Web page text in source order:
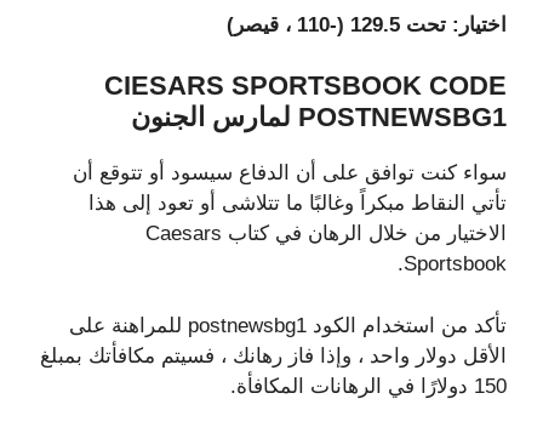
اختيار: تحت 129.5 (-110 ، قيصر)
CIESARS SPORTSBOOK CODE
POSTNEWSBG1 لمارس الجنون
سواء كنت توافق على أن الدفاع سيسود أو تتوقع أن
تأتي النقاط مبكراً وغالبًا ما تتلاشى أو تعود إلى هذا
الاختيار من خلال الرهان في كتاب Caesars
Sportsbook.
تأكد من استخدام الكود postnewsbg1 للمراهنة على
الأقل دولار واحد ، وإذا فاز رهانك ، فسيتم مكافأتك بمبلغ
150 دولارًا في الرهانات المكافأة.